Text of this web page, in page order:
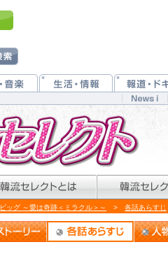
ビッグ ～愛は奇跡＜ミラクル＞～ > 各話あらすじ